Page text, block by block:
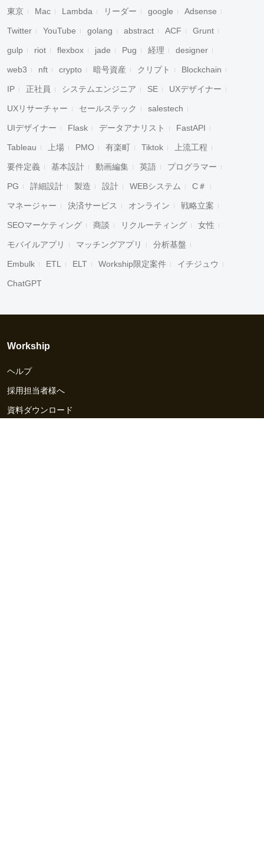
東京 Mac Lambda リーダー google Adsense
Twitter YouTube golang abstract ACF Grunt
gulp riot flexbox jade Pug 経理 designer
web3 nft crypto 暗号資産 クリプト Blockchain
IP 正社員 システムエンジニア SE UXデザイナー
UXリサーチャー セールステック salestech
UIデザイナー Flask データアナリスト FastAPI
Tableau 上場 PMO 有楽町 Tiktok 上流工程
要件定義 基本設計 動画編集 英語 プログラマー
PG 詳細設計 製造 設計 WEBシステム C＃
マネージャー 決済サービス オンライン 戦略立案
SEOマーケティング 商談 リクルーティング 女性
モバイルアプリ マッチングアプリ 分析基盤
Embulk ETL ELT Workship限定案件 イチジュウ
ChatGPT
Workship
ヘルプ
採用担当者様へ
資料ダウンロード